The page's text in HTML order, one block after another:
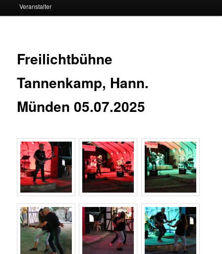
Veranstalter
Freilichtbühne
Tannenkamp, Hann.
Münden 05.07.2025